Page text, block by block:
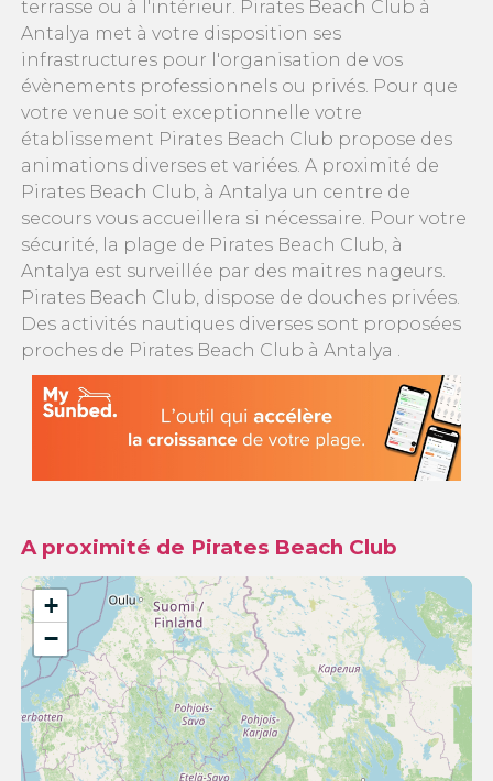
terrasse ou à l'intérieur. Pirates Beach Club à
Antalya met à votre disposition ses
infrastructures pour l'organisation de vos
évènements professionnels ou privés. Pour que
votre venue soit exceptionnelle votre
établissement Pirates Beach Club propose des
animations diverses et variées. A proximité de
Pirates Beach Club, à Antalya un centre de
secours vous accueillera si nécessaire. Pour votre
sécurité, la plage de Pirates Beach Club, à
Antalya est surveillée par des maitres nageurs.
Pirates Beach Club, dispose de douches privées.
Des activités nautiques diverses sont proposées
proches de Pirates Beach Club à Antalya .
A proximité de Pirates Beach Club
+
−